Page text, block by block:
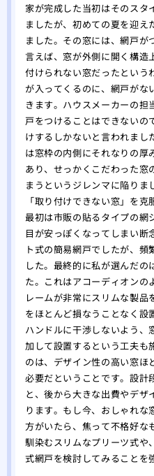
家が完成した当初はそのスタ
ましたが、初めての夏を迎
ました。その窓には、網戸
言えば、窓が外側に開く構造
付けられない窓だったという
が入ってくるのに、網戸がな
きます。ハウスメーカーの
戸をつけることはできない
けするしかないと言われま
は窓枠の内側にそれなりの
あり、せっかくこだわった窓
まうというジレンマに陥りま
「取り付けできない窓」を克
最初は市販の貼るタイプの網
目が安っぽくなってしまい断
ト式の簡易網戸でしたが、
した。最終的に私が選んだ
た。これはアコーディオンの
レームが非常にスリムな製
をほとんど損なうことなく設
ハンドルに干渉しないよう
加して設置するという工夫も
のは、デザイン性の高い窓
必要だということです。設計
と、後から大きな出費やデ
ります。もし今、おしゃれ
方がいたら、焦って不格好な
馴染むスリムなプリーツ式や
式網戸を検討してみることを